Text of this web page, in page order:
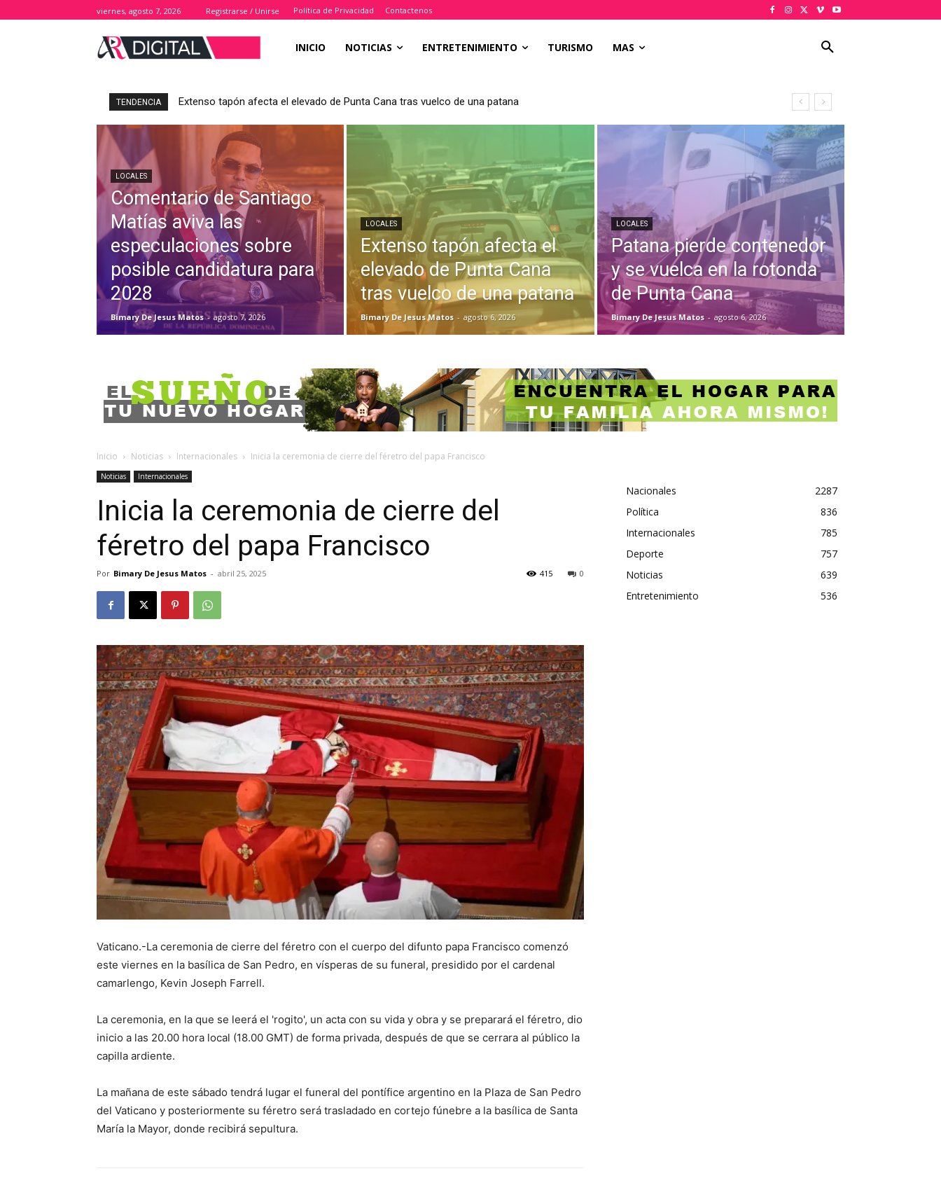
viernes, agosto 7, 2026 Registrarse / Unirse Política de Privacidad Contactenos
INICIO NOTICIAS ENTRETENIMIENTO TURISMO MAS
TENDENCIA Extenso tapón afecta el elevado de Punta Cana tras vuelco de una patana
LOCALES
Comentario de Santiago
Matías aviva las
especulaciones sobre
posible candidatura para
2028
Bimary De Jesus Matos - agosto 7, 2026
LOCALES
Extenso tapón afecta el
elevado de Punta Cana
tras vuelco de una patana
Bimary De Jesus Matos - agosto 6, 2026
LOCALES
Patana pierde contenedor
y se vuelca en la rotonda
de Punta Cana
Bimary De Jesus Matos - agosto 6, 2026
Inicio Noticias Internacionales Inicia la ceremonia de cierre del féretro del papa Francisco
Noticias Internacionales
Inicia la ceremonia de cierre del
féretro del papa Francisco
Por Bimary De Jesus Matos - abril 25, 2025 0
415
Vaticano.-La ceremonia de cierre del féretro con el cuerpo del difunto papa Francisco comenzó
este viernes en la basílica de San Pedro, en vísperas de su funeral, presidido por el cardenal
camarlengo, Kevin Joseph Farrell.
La ceremonia, en la que se leerá el 'rogito', un acta con su vida y obra y se preparará el féretro, dio
inicio a las 20.00 hora local (18.00 GMT) de forma privada, después de que se cerrara al público la
capilla ardiente.
La mañana de este sábado tendrá lugar el funeral del pontífice argentino en la Plaza de San Pedro
del Vaticano y posteriormente su féretro será trasladado en cortejo fúnebre a la basílica de Santa
María la Mayor, donde recibirá sepultura.
Nacionales
2287
Política
836
Internacionales
785
Deporte
757
Noticias
639
Entretenimiento
536